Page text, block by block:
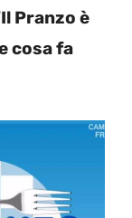
Pranzo è
cosa fa